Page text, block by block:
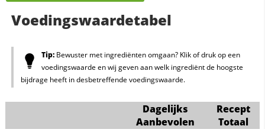
Voedingswaardetabel
Tip:Bewuster met ingrediënten omgaan? Klik of druk op een
voedingswaarde en wij geven aan welk ingrediënt de hoogste
bijdrage heeft in desbetreffende voedingswaarde.
Dagelijks
Aanbevolen
Recept
Totaal